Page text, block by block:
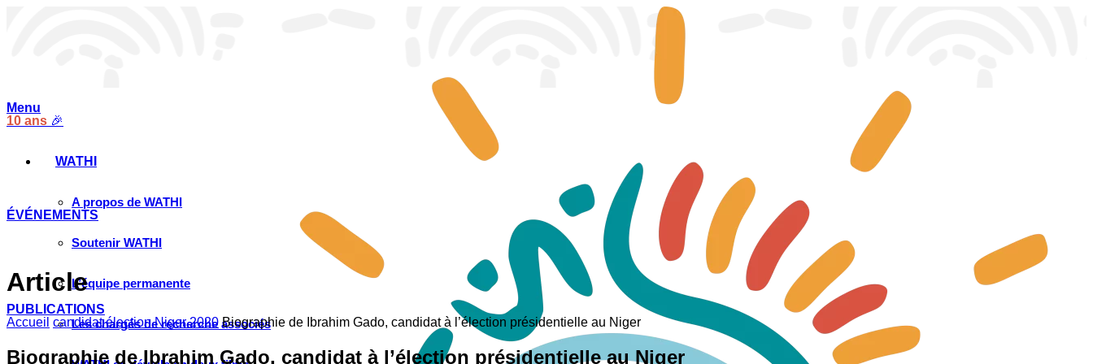
10 ans 🎉
ÉVÉNEMENTS
PUBLICATIONS
Menu
WATHI
A propos de WATHI
Soutenir WATHI
L’équipe permanente
Les chargés de recherche associés
Article
Accueil candidat élection Niger 2020 Biographie de Ibrahim Gado, candidat à l’élection présidentielle au Niger
Biographie de Ibrahim Gado, candidat à l’élection présidentielle au Niger